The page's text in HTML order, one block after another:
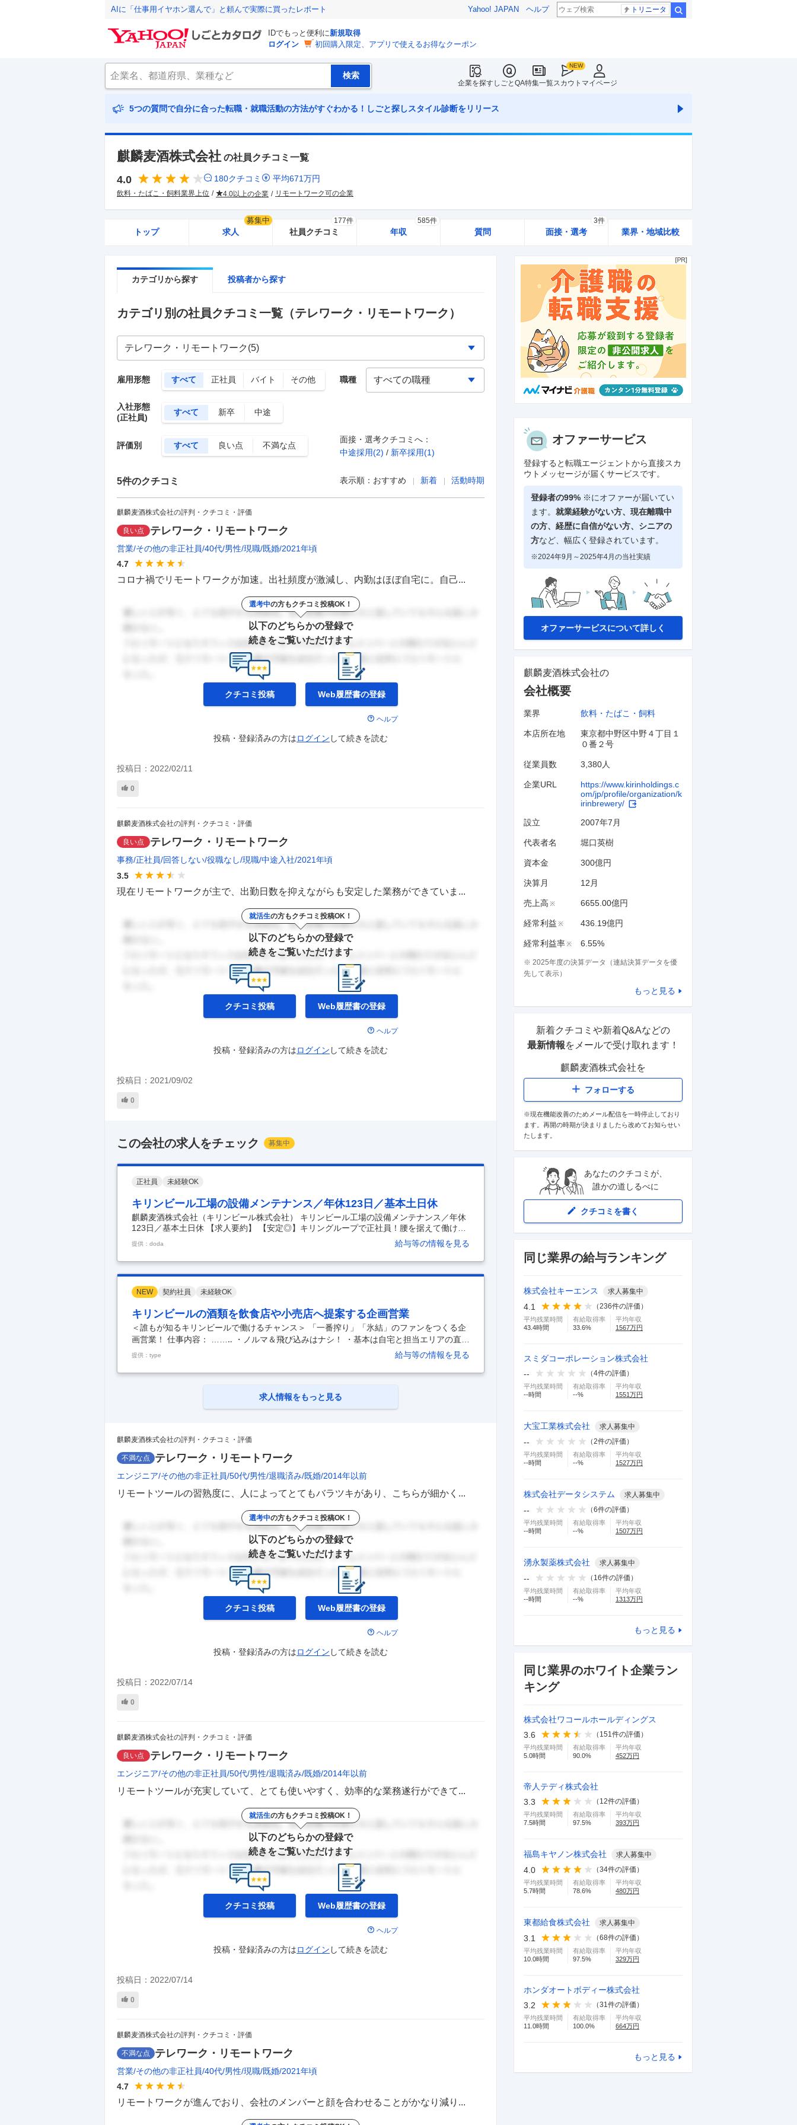
AIに「仕事用イヤホン選んで」と頼んで実際に買ったレポート Yahoo! JAPAN ヘルプ トリニータ
IDでもっと便利に新規取得
ログイン
初回購入限定、アプリで使えるお得なクーポン
企業を探すしごとQA特集一覧スカウト マイページ
5つの質問で自分に合った転職・就職活動の方法がすぐわかる！しごと探しスタイル診断をリリース
麒麟麦酒株式会社 の社員クチコミ一覧
4.0 180クチコミ 平均671万円
飲料・たばこ・飼料業界上位 4.0以上の企業 リモートワーク可の企業
トップ 求人
募集中
社員クチコミ
177件
年収
585件
質問 面接・選考
3件
業界・地域比較
カテゴリから探す 投稿者から探す
カテゴリ別の社員クチコミ一覧 （テレワーク・リモートワーク）
雇用形態 すべて 正社員 バイト その他
入社形態
(正社員)
すべて 新卒 中途
評価別 すべて 良い点 不満な点
職種
面接・選考クチコミへ：
中途採用(2) / 新卒採用(1)
5件のクチコミ 表示順： おすすめ 新着 活動時期
麒麟麦酒株式会社の評判・クチコミ・評価
良い点 テレワーク・リモートワーク
営業 その他の非正社員 40代 男性 現職 既婚 2021年頃
4.7
コロナ禍でリモートワークが加速。出社頻度が激減し、内勤はほぼ自宅に。自己...
選考中の方もクチコミ投稿OK！
以下のどちらかの登録で
続きをご覧いただけます
クチコミ投稿 Web履歴書の登録
ヘルプ
投稿・登録済みの方はログイン して続きを読む
投稿日： 2022/02/11
0
麒麟麦酒株式会社の評判・クチコミ・評価
良い点 テレワーク・リモートワーク
事務 正社員 回答しない 役職なし 現職 中途入社 2021年頃
3.5
現在リモートワークが主で、出勤日数を抑えながらも安定した業務ができていま...
就活生の方もクチコミ投稿OK！
以下のどちらかの登録で
続きをご覧いただけます
クチコミ投稿 Web履歴書の登録
ヘルプ
投稿・登録済みの方はログイン して続きを読む
投稿日： 2021/09/02
0
この会社の求人をチェック 募集中
正社員 未経験OK
キリンビール工場の設備メンテナンス／年休123日／基本土日休
麒麟麦酒株式会社（キリンビール株式会社） キリンビール工場の設備メンテナンス／年休
123日／基本土日休 【求人要約】 【安定◎】キリングループで正社員！腰を据えて働ける
【やりがい◎】キリンの品質を守る設備メンテナンス 【働く環境◎】年休123日／日勤の
み／基本土日休み 「プシュっ」と、仕事終わりの至福の一杯。 そんなひと時も、"設備メ
ンテ"なしではつくれない。 1日頑張ったご褒美に飲み干す一杯のビール。 その瞬間に、何
提供：doda 給与等の情報を見る
NEW 契約社員 未経験OK
キリンビールの酒類を飲食店や小売店へ提案する企画営業
＜誰もが知るキリンビールで働けるチャンス＞ 「一番搾り」「氷結」のファンをつくる企
画営業！ 仕事内容： ……‥ ・ノルマ＆飛び込みはナシ！ ・基本は自宅と担当エリアの直行
直帰・ ・フレックスタイム制 ・正社員登用制度あり ‥…… 【Q】どんなお仕事？ 【A】す
でにお付き合いのある飲食店・量販店へ、 キリン商品の酒類（ビール・チューハイ・洋酒
など）の販促提案を行います。 適性・希望に合わせて飲食店・量販店いずれかをお任せし
【A】飲食店への提案では… お店のフード・客層に合ったドリンクメニューの提案や 新商
提供：type 給与等の情報を見る
求人情報をもっと見る
麒麟麦酒株式会社の評判・クチコミ・評価
不満な点 テレワーク・リモートワーク
エンジニア その他の非正社員 50代 男性 退職済み 既婚 2014年以前
リモートツールの習熟度に、人によってとてもバラツキがあり、こちらが細かく...
選考中の方もクチコミ投稿OK！
以下のどちらかの登録で
続きをご覧いただけます
クチコミ投稿 Web履歴書の登録
ヘルプ
投稿・登録済みの方はログイン して続きを読む
投稿日： 2022/07/14
0
麒麟麦酒株式会社の評判・クチコミ・評価
良い点 テレワーク・リモートワーク
エンジニア その他の非正社員 50代 男性 退職済み 既婚 2014年以前
リモートツールが充実していて、とても使いやすく、効率的な業務遂行ができて...
就活生の方もクチコミ投稿OK！
以下のどちらかの登録で
続きをご覧いただけます
クチコミ投稿 Web履歴書の登録
ヘルプ
投稿・登録済みの方はログイン して続きを読む
投稿日： 2022/07/14
0
麒麟麦酒株式会社の評判・クチコミ・評価
不満な点 テレワーク・リモートワーク
営業 その他の非正社員 40代 男性 現職 既婚 2021年頃
4.7
リモートワークが進んでおり、会社のメンバーと顔を合わせることがかなり減り...
オファーサービス
登録すると転職エージェントから直接スカ
ウトメッセージが届くサービスです。
登録者の99% ※にオファーが届いてい
ます。 就業経験がない方、現在離職中
の方、 経歴に自信がない方、シニアの
方など、幅広く登録されています。
※2024年9月～2025年4月の当社実績
オファーサービスについて詳しく
麒麟麦酒株式会社の
会社概要
業界 飲料・たばこ・飼料
本店所在地
東京都中野区中野４丁目１
０番２号
従業員数 3,380人
企業URL
https://www.kirinholdings.c
om/jp/profile/organization/k
irinbrewery/
設立 2007年7月
代表者名 堀口英樹
資本金 300億円
決算月 12月
売上高 ※ 6655.00億円
経常利益 ※ 436.19億円
経常利益率※ 6.55%
※ 2025年度の決算データ（連結決算データを優
先して表示）
もっと見る
新着クチコミや新着Q&Aなどの
最新情報をメールで受け取れます！
麒麟麦酒株式会社を
フォローする
※現在機能改善のためメール配信を一時停止しており
ます。再開の時期が決まりましたら改めてお知らせい
たします。
あなたのクチコミが、
誰かの道しるべに
クチコミを書く
同じ業界の給与ランキング
株式会社キーエンス 求人募集中
4.1 （236件の評価）
平均残業時間
43.4時間
有給取得率
33.6%
平均年収
1567万円
スミダコーポレーション株式会社
--
（4件の評価）
平均残業時間
--時間
有給取得率
--%
平均年収
1551 万円
大宝工業株式会社 求人募集中
-- （2件の評価）
平均残業時間
--時間
有給取得率
--%
平均年収
1527万円
株式会社データシステム 求人募集中
-- （6件の評価）
平均残業時間
--時間
有給取得率
--%
平均年収
1507万円
湧永製薬株式会社 求人募集中
-- （ 16件の評価）
平均残業時間
--時間
有給取得率
--%
平均年収
1313万円
もっと見る
同じ業界のホワイト企業ラン
キング
株式会社ワコールホールディングス
3.6
（ 151件の評価）
平均残業時間
5.0時間
有給取得率
90.0%
平均年収
452万円
帝人テディ株式会社
3.3
（ 12件の評価）
平均残業時間
7.5時間
有給取得率
97.5%
平均年収
393万円
福島キヤノン株式会社 求人募集中
4.0 （34件の評価）
平均残業時間
5.7時間
有給取得率
78.6%
平均年収
480万円
東都給食株式会社 求人募集中
3.1 （68件の評価）
平均残業時間
10.0時間
有給取得率
97.5%
平均年収
329万円
ホンダオートボディー株式会社
3.2
（31件の評価）
平均残業時間
11.0時間
有給取得率
100.0%
平均年収
664万円
もっと見る